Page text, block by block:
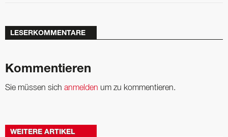
LESERKOMMENTARE
Kommentieren
Sie müssen sich anmelden um zu kommentieren.
WEITERE ARTIKEL